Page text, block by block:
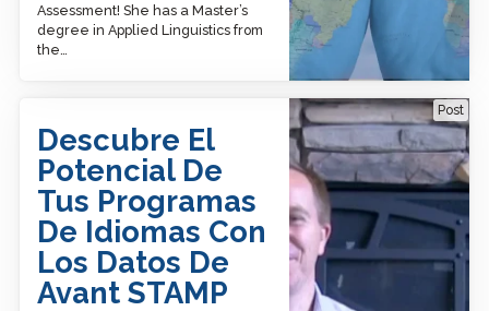
Assessment! She has a Master’s
degree in Applied Linguistics from
the…
Post
Descubre El
Potencial De
Tus Programas
De Idiomas Con
Los Datos De
Avant STAMP
With Avant STAMP Data